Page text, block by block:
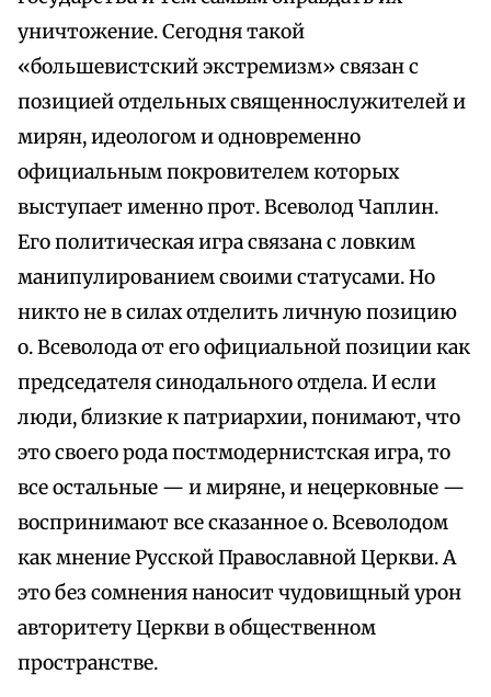
уничтожение. Сегодня такой
«большевистский экстремизм» связан с
позицией отдельных священнослужителей и
мирян, идеологом и одновременно
официальным покровителем которых
выступает именно прот. Всеволод Чаплин.
Его политическая игра связана с ловким
манипулированием своими статусами. Но
никто не в силах отделить личную позицию
о. Всеволода от его официальной позиции как
председателя синодального отдела. И если
люди, близкие к патриархии, понимают, что
это своего рода постмодернистская игра, то
все остальные — и миряне, и нецерковные —
воспринимают все сказанное о. Всеволодом
как мнение Русской Православной Церкви. А
это без сомнения наносит чудовищный урон
авторитету Церкви в общественном
пространстве.